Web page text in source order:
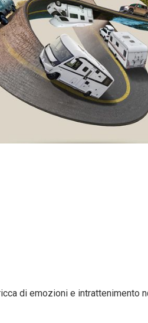
di emozioni e intrattenimento